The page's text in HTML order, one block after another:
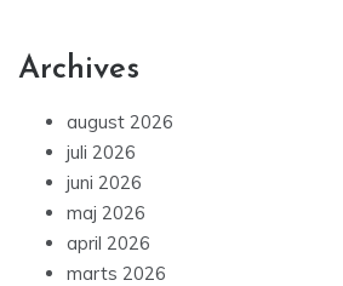
Archives
august 2026
juli 2026
juni 2026
maj 2026
april 2026
marts 2026